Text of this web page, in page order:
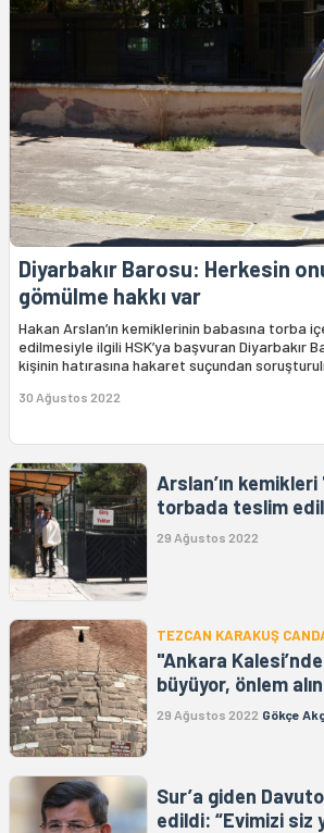
Diyarbakır Barosu: Herkesin
gömülme hakkı var
Hakan Arslan’ın kemiklerinin babasına torba
edilmesiyle ilgili HSK’ya başvuran Diyarbakır
kişinin hatırasına hakaret suçundan
30 Ağustos 2022
Arslan’ın kemikleri
torbada teslim
29 Ağustos 2022
TEZCAN KARAKUŞ
"Ankara
büyüyor, önlem
29 Ağustos 2022 Gökçe
Sur’a giden
edildi: “Evimizi siz